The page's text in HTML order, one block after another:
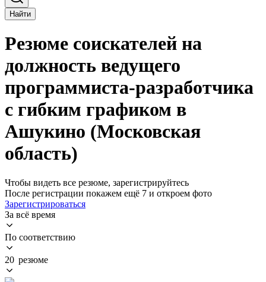
Найти
Резюме соискателей на
должность ведущего
программиста-разработчика
с гибким графиком в
Ашукино (Московская
область)
Чтобы видеть все резюме, зарегистрируйтесь
После регистрации покажем ещё 7 и откроем фото
Зарегистрироваться
За всё время
По соответствию
20 резюме